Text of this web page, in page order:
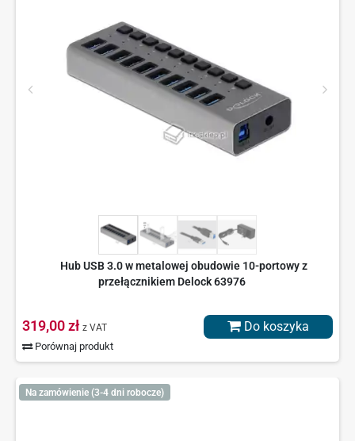
Hub USB 3.0 w metalowej obudowie 10-portowy z
przełącznikiem Delock 63976
319,00 zł z VAT
Porównaj produkt
Do koszyka
Na zamówienie (3-4 dni robocze)